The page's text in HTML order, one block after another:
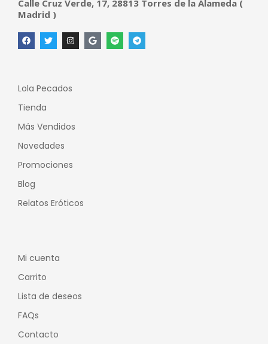
Calle Cruz Verde, 17, 28813 Torres de la Alameda (
Madrid )
Lola Pecados
Tienda
Más Vendidos
Novedades
Promociones
Blog
Relatos Eróticos
Mi cuenta
Carrito
Lista de deseos
FAQs
Contacto